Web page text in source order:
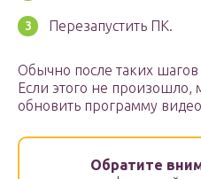
Перезапустить ПК.
Обычно после таких
Если этого не произошло,
обновить программу
Обратите